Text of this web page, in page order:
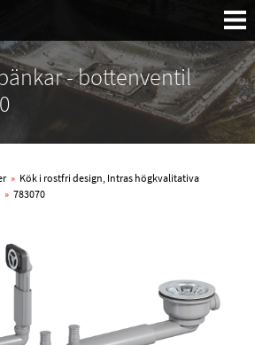
Sök:
- bottenventil
» Kök i rostfri design, Intras högkvalitativa
» 783070